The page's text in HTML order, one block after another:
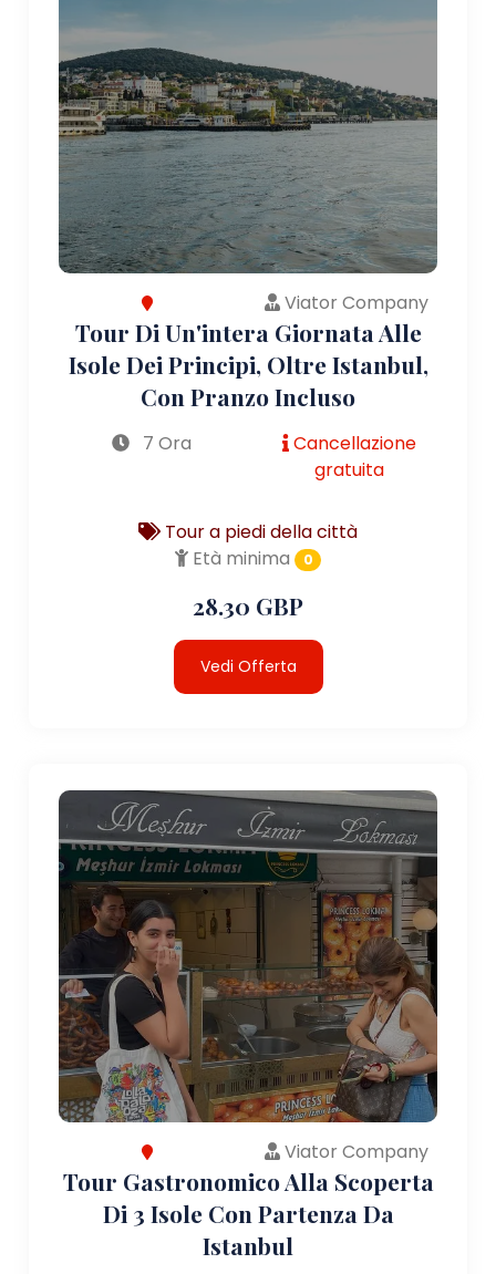
Viator Company
Tour Di Un'intera Giornata Alle
Isole Dei Principi, Oltre Istanbul,
Con Pranzo Incluso
7 Ora
Cancellazione
gratuita
Tour a piedi della città
Età minima
0
28.30 GBP
Vedi Offerta
Viator Company
Tour Gastronomico Alla Scoperta
Di 3 Isole Con Partenza Da
Istanbul